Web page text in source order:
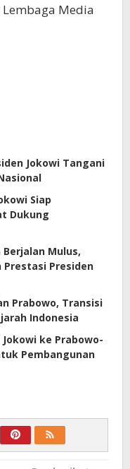
Media
Jokowi Tangani
Siap
Dukung
Mulus,
Prestasi Presiden
Prabowo, Transisi
Indonesia
ke Prabowo-
Pembangunan